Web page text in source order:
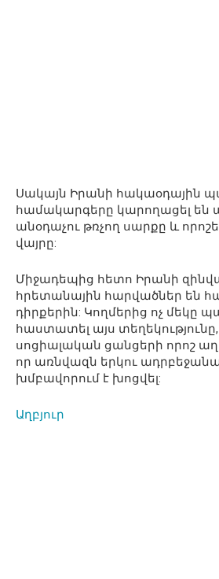
Սակայն Իրանի հակաօդային
համակարգերը կարողացել են
անօդաչու թռչող սարքը և
վայրը:
Միջադեպից հետո Իրանի
հրետանային հարվածներ են
դիրքերին: Կողմերից ոչ մեկը
հաստատել այս տեղեկությունը,
սոցիալական ցանցերի որոշ
որ առնվազն երկու
խմբավորում է խոցվել:
Աղբյուր